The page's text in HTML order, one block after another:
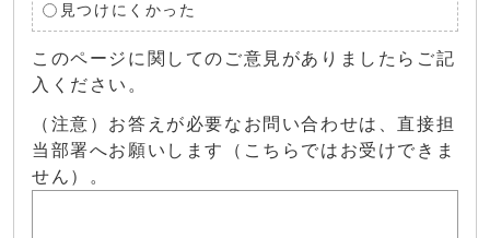
見つけにくかった
このページに関してのご意見がありましたらご記
入ください。
（注意）お答えが必要なお問い合わせは、直接担
当部署へお願いします（こちらではお受けできま
せん）。